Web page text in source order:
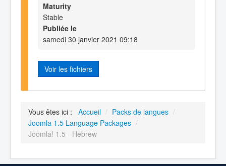
Maturity
Stable
Publiée le
samedi 30 janvier 2021 09:18
Voir les fichiers
Vous êtes ici : Accueil / Packs de langues /
Joomla 1.5 Language Packages /
Joomla! 1.5 - Hebrew